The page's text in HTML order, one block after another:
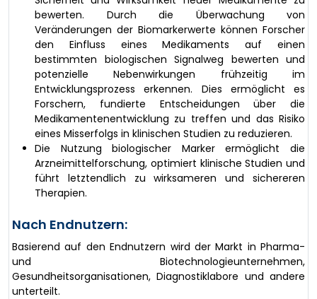
bewerten. Durch die Überwachung von
Veränderungen der Biomarkerwerte können Forscher
den Einfluss eines Medikaments auf einen
bestimmten biologischen Signalweg bewerten und
potenzielle Nebenwirkungen frühzeitig im
Entwicklungsprozess erkennen. Dies ermöglicht es
Forschern, fundierte Entscheidungen über die
Medikamentenentwicklung zu treffen und das Risiko
eines Misserfolgs in klinischen Studien zu reduzieren.
Die Nutzung biologischer Marker ermöglicht die
Arzneimittelforschung, optimiert klinische Studien und
führt letztendlich zu wirksameren und sichereren
Therapien.
Nach Endnutzern:
Basierend auf den Endnutzern wird der Markt in Pharma-
und Biotechnologieunternehmen,
Gesundheitsorganisationen, Diagnostiklabore und andere
unterteilt.